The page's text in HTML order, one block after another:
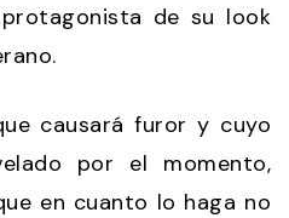
de su look
causará furor y cuyo
por el momento,
en cuanto lo haga no